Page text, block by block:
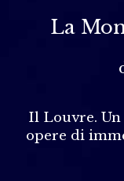
La
Il Louvre. Un
opere di